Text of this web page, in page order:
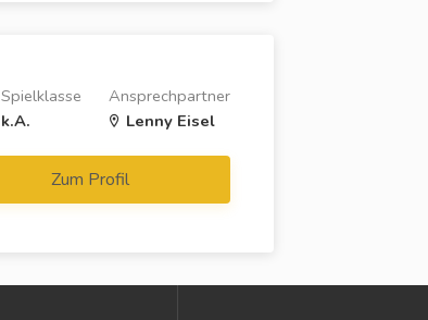
Ansprechpartner
Lenny Eisel
Spielklasse
k.A.
Zum Profil